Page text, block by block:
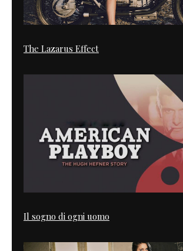
The Lazarus Effect
Il sogno di ogni uomo